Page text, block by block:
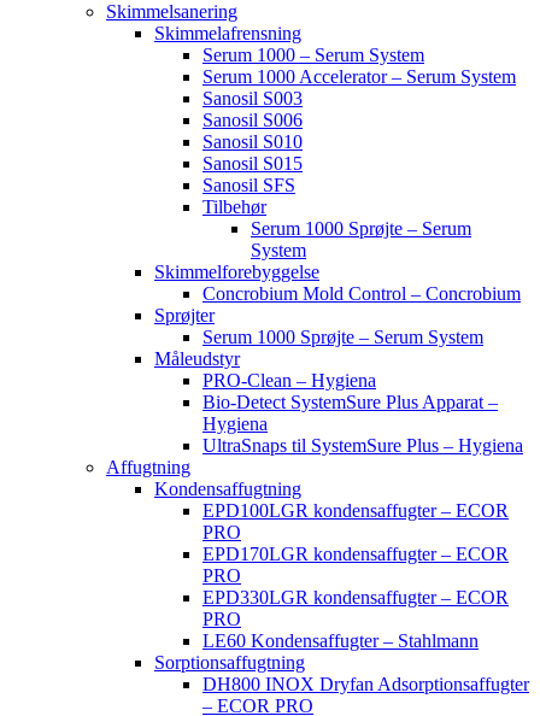
Skimmelsanering
Skimmelafrensning
Serum 1000 – Serum System
Serum 1000 Accelerator – Serum System
Sanosil S003
Sanosil S006
Sanosil S010
Sanosil S015
Sanosil SFS
Tilbehør
Serum 1000 Sprøjte – Serum
System
Skimmelforebyggelse
Concrobium Mold Control – Concrobium
Sprøjter
Serum 1000 Sprøjte – Serum System
Måleudstyr
PRO-Clean – Hygiena
Bio-Detect SystemSure Plus Apparat –
Hygiena
UltraSnaps til SystemSure Plus – Hygiena
Affugtning
Kondensaffugtning
EPD100LGR kondensaffugter – ECOR
PRO
EPD170LGR kondensaffugter – ECOR
PRO
EPD330LGR kondensaffugter – ECOR
PRO
LE60 Kondensaffugter – Stahlmann
Sorptionsaffugtning
DH800 INOX Dryfan Adsorptionsaffugter
– ECOR PRO